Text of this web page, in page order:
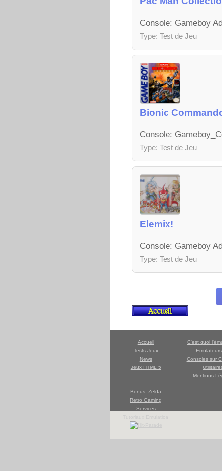
Console: Gameboy
Type: Test de Jeu
Bionic
Console:
Type: Test de Jeu
Elemix!
Console: Gameboy
Type: Test de Jeu
Accueil
Tests Jeux
News
Jeux HTML 5
C'est quoi
Consoles sur
Mentions
Bonus: Zelda
Retro Gaming
Services